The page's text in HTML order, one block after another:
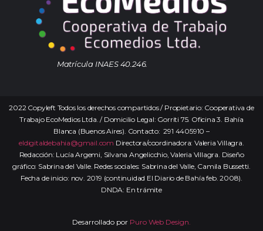
Matrícula INAES 40.246.
2022 Copyleft Todos los derechos compartidos / Propietario: Cooperativa de
Trabajo EcoMedios Ltda. / Domicilio Legal: Gorriti 75. Oficina 3. Bahía
Blanca (Buenos Aires). Contacto: 291 4405910 –
eldigitaldebahia@gmail.com Directora/coordinadora: Valeria Villagra.
Redacción: Lucía Argemi, Silvana Angelicchio, Valeria Villagra. Diseño
gráfico: Sabrina del Valle. Redes sociales: Sabrina del Valle, Camila Bussetti.
Fecha de inicio: nov. 2019 (continuidad El Diario de Bahía feb. 2008).
DNDA: En trámite
Desarrollado por Puro Web Design.